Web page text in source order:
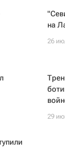
на
26
29